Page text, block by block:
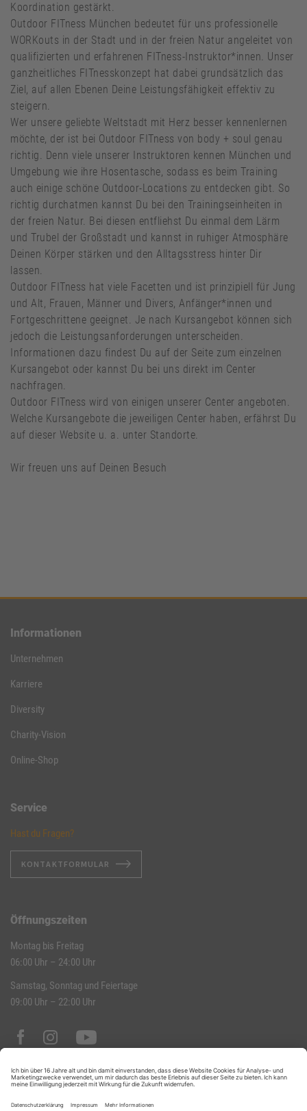
Koordination gestärkt.
Outdoor FITness München bedeutet für uns professionelle
WORKouts in der Stadt und in der freien Natur angeleitet von
qualifizierten und erfahrenen FITness-Instruktor*innen. Unser
ganzheitliches FITnesskonzept hat dabei grundsätzlich das
Ziel, auf allen Ebenen Deine Leistungsfähigkeit effektiv zu
steigern.
Wer unsere geliebte Weltstadt mit Herz besser kennenlernen
möchte, der ist bei Outdoor FITness von body + soul genau
richtig. Denn viele unserer Instruktoren kennen München und
Umgebung wie ihre Hosentasche, sodass es beim Training
auch einige schöne Outdoor-Locations zu entdecken gibt. So
richtig durchatmen kannst Du bei den Trainingseinheiten in
der freien Natur. Bei diesen entfliehst Du einmal dem Lärm
und Trubel der Großstadt und kannst in ruhiger Atmosphäre
Deinen Körper stärken und den Alltagsstress hinter Dir
lassen.
Outdoor FITness hat viele Facetten und ist prinzipiell für Jung
und Alt, Frauen, Männer und Divers, Anfänger*innen und
Fortgeschrittene geeignet. Je nach Kursangebot können sich
jedoch die Leistungsanforderungen unterscheiden.
Informationen dazu findest Du auf der Seite zum einzelnen
Kursangebot oder kannst Du bei uns direkt im Center
nachfragen.
Outdoor FITness wird von einigen unserer Center angeboten.
Welche Kursangebote die jeweiligen Center haben, erfährst Du
auf dieser Website u. a. unter Standorte.
Wir freuen uns auf Deinen Besuch
Informationen
Unternehmen
Karriere
Diversity
Charity-Vision
Online-Shop
Service
Hast du Fragen?
KONTAKTFORMULAR
Öffnungszeiten
Montag bis Freitag
06:00 Uhr – 24:00 Uhr
Samstag, Sonntag und Feiertage
09:00 Uhr – 22:00 Uhr